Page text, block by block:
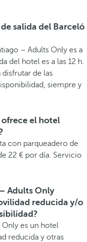
salida del Barceló
– Adults Only es a
del hotel es a las 12 h.
de las
siempre y
ofrece el hotel
con parqueadero de
22 € por día. Servicio
Adults Only
reducida y/o
es un hotel
reducida y otras